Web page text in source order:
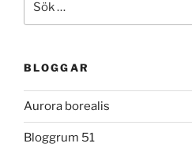
efter:
BLOGGAR
Aurora borealis
Bloggrum 51